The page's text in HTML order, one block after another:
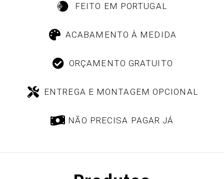
FEITO EM PORTUGAL
ACABAMENTO À MEDIDA
ORÇAMENTO GRATUITO
ENTREGA E MONTAGEM OPCIONAL
NÃO PRECISA PAGAR JÁ